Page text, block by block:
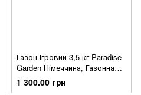
Газон Ігровий 3,5 кг Paradise
Garden Німеччина, Газонна
трава спортивна, Насіння
газонної трави
1 300.00 грн